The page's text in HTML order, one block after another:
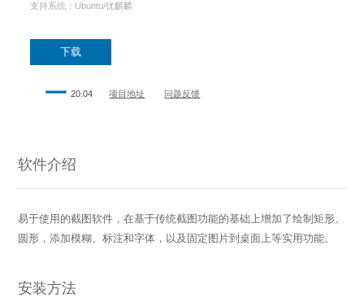
支持系统：Ubuntu/优麒麟
下载
一 20.04 项目地址 问题反馈
软件介绍
易于使用的截图软件，在基于传统截图功能的基础上增加了绘制矩形、
圆形，添加模糊、标注和字体，以及固定图片到桌面上等实用功能。
安装方法